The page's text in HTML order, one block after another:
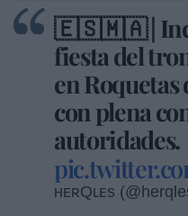
🇪🇸🇲🇦 |
fiesta del
en
con plena
autoridades.
ʜᴇʀQʟᴇs